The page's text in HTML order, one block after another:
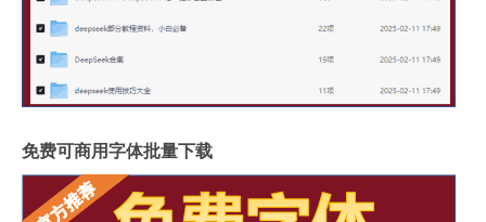
免费可商用字体批量下载